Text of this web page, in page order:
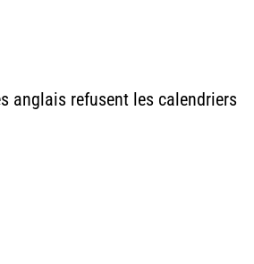
anglais refusent les calendriers